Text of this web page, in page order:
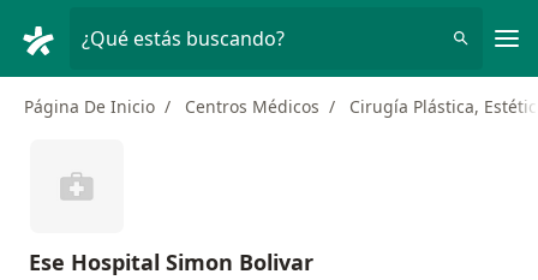
¿Qué estás buscando?
Página De Inicio Centros Médicos Cirugía Plástica,
Ese Hospital Simon Bolivar